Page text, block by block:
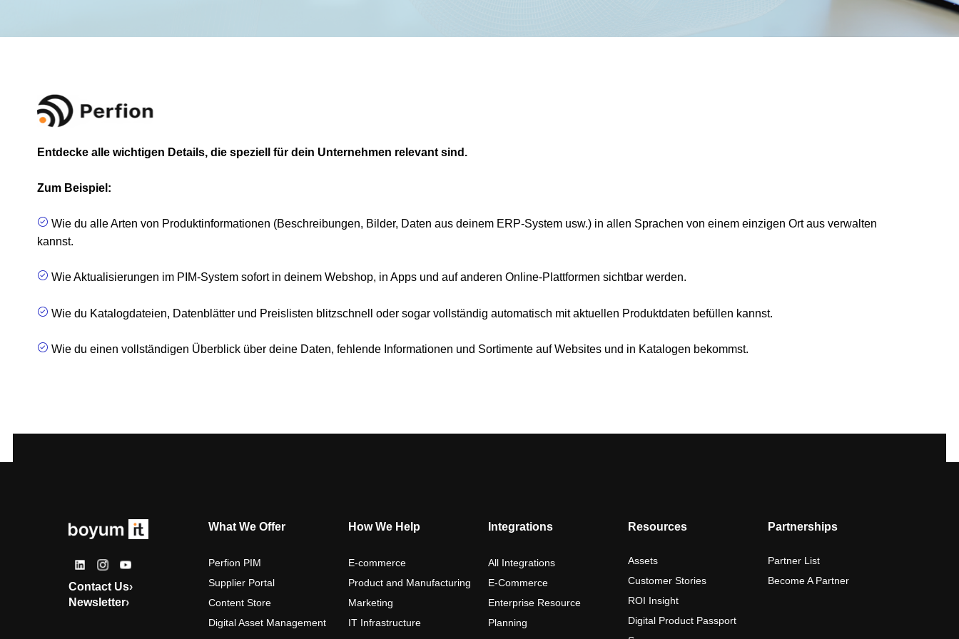
Entdecke alle wichtigen Details, die speziell für dein Unternehmen relevant sind.
Zum Beispiel:
Wie du alle Arten von Produktinformationen (Beschreibungen, Bilder, Daten aus deinem ERP-System usw.) in allen Sprachen von einem einzigen Ort aus verwalten
kannst.
Wie Aktualisierungen im PIM-System sofort in deinem Webshop, in Apps und auf anderen Online-Plattformen sichtbar werden.
Wie du Katalogdateien, Datenblätter und Preislisten blitzschnell oder sogar vollständig automatisch mit aktuellen Produktdaten befüllen kannst.
Wie du einen vollständigen Überblick über deine Daten, fehlende Informationen und Sortimente auf Websites und in Katalogen bekommst.
Contact Us›
Newsletter›
What We Offer
Perfion PIM
Supplier Portal
Content Store
Digital Asset Management
How We Help
E-commerce
Product and Manufacturing
Marketing
IT Infrastructure
Integrations
All Integrations
E-Commerce
Enterprise Resource
Planning
Resources
Assets
Customer Stories
ROI Insight
Digital Product Passport
Partnerships
Partner List
Become A Partner